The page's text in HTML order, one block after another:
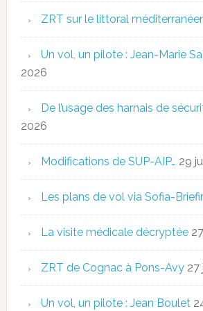
ZRT sur le littoral
Un vol, un pilote : Jean-Marie
2026
De l’usage des harnais de
2026
Modifications de SUP-AIP… 29
Les plans de vol via Sofia-
La visite médicale décryptée
ZRT de Cognac à Pons-Avy 27
Un vol, un pilote : Jean Boulet